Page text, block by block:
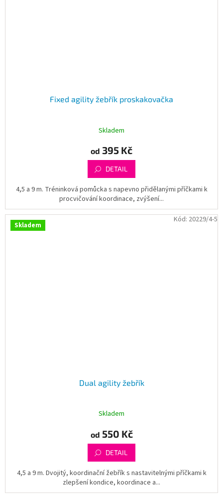
Fixed agility žebřík proskakovačka
Skladem
od 395 Kč
DETAIL
4,5 a 9 m. Tréninková pomůcka s napevno přidělanými příčkami k
procvičování koordinace, zvýšení...
Skladem
Dual agility žebřík
Skladem
od 550 Kč
DETAIL
4,5 a 9 m. Dvojitý, koordinační žebřík s nastavitelnými příčkami k
zlepšení kondice, koordinace a...
Kód: 20229/4-5